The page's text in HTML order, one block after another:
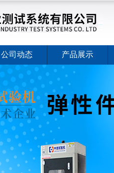
公司动态 产品展示